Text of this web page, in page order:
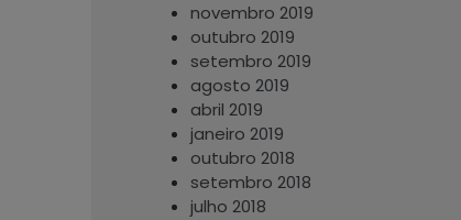
novembro 2019
outubro 2019
setembro 2019
agosto 2019
abril 2019
janeiro 2019
outubro 2018
setembro 2018
julho 2018